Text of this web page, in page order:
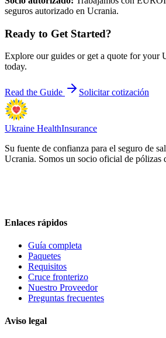
seguros autorizado en Ucrania.
Ready to Get Started?
Explore our guides or get a quote for your
today.
Read the Guide Solicitar cotización
Ukraine HealthInsurance
Su fuente de confianza para el seguro de
Ucrania. Somos un socio oficial de pólizas
Enlaces rápidos
Guía completa
Paquetes
Requisitos
Cruce fronterizo
Nuestro Proveedor
Preguntas frecuentes
Aviso legal